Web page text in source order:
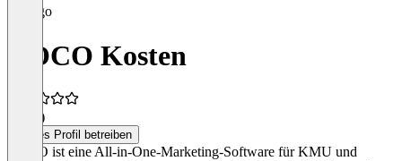
COCO Kosten
(5)
Dieses Profil betreiben
COCO ist eine All-in-One-Marketing-Software für KMU und